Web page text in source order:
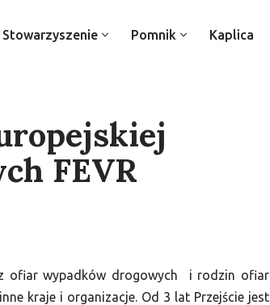
Stowarzyszenie Pomnik Kaplica
FEVR
ofiar wypadków drogowych i rodzin ofiar
kraje i organizacje. Od 3 lat Przejście jest